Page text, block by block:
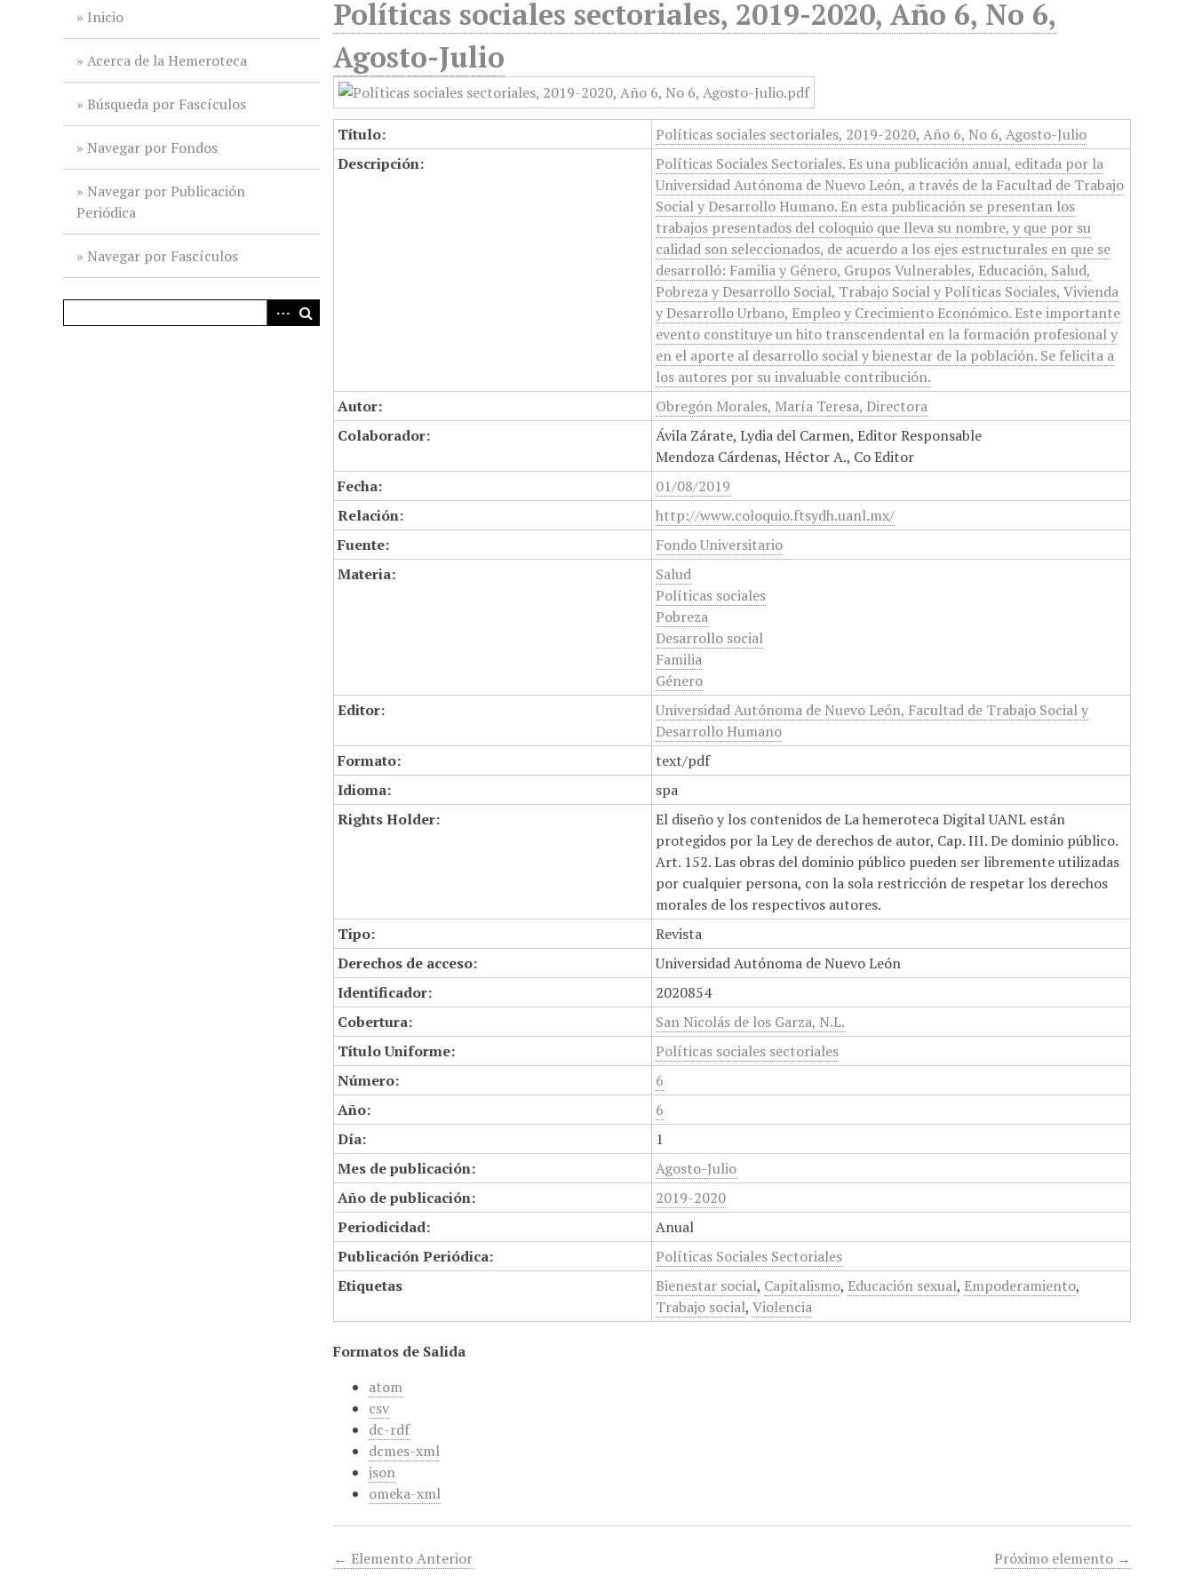
Inicio
Acerca de la Hemeroteca
Búsqueda por Fascículos
Navegar por Fondos
Navegar por Publicación
Periódica
Navegar por Fascículos
Políticas sociales sectoriales, 2019-2020, Año 6, No 6,
Agosto-Julio
Título:
Políticas sociales sectoriales, 2019-2020, Año 6, No 6, Agosto-Julio
Descripción:
Políticas Sociales Sectoriales. Es una publicación anual, editada por la
Universidad Autónoma de Nuevo León, a través de la Facultad de Trabajo
Social y Desarrollo Humano. En esta publicación se presentan los
trabajos presentados del coloquio que lleva su nombre, y que por su
calidad son seleccionados, de acuerdo a los ejes estructurales en que se
desarrolló: Familia y Género, Grupos Vulnerables, Educación, Salud,
Pobreza y Desarrollo Social, Trabajo Social y Políticas Sociales, Vivienda
y Desarrollo Urbano, Empleo y Crecimiento Económico. Este importante
evento constituye un hito transcendental en la formación profesional y
en el aporte al desarrollo social y bienestar de la población. Se felicita a
los autores por su invaluable contribución.
Autor:
Obregón Morales, María Teresa, Directora
Colaborador:
Ávila Zárate, Lydia del Carmen, Editor Responsable
Mendoza Cárdenas, Héctor A., Co Editor
Fecha:
01/08/2019
Relación:
http://www.coloquio.ftsydh.uanl.mx/
Fuente:
Fondo Universitario
Materia:
Salud
Políticas sociales
Pobreza
Desarrollo social
Familia
Género
Editor:
Universidad Autónoma de Nuevo León, Facultad de Trabajo Social y
Desarrollo Humano
Formato:
text/pdf
Idioma:
spa
Rights Holder:
El diseño y los contenidos de La hemeroteca Digital UANL están
protegidos por la Ley de derechos de autor, Cap. III. De dominio público.
Art. 152. Las obras del dominio público pueden ser libremente utilizadas
por cualquier persona, con la sola restricción de respetar los derechos
morales de los respectivos autores.
Tipo:
Revista
Derechos de acceso:
Universidad Autónoma de Nuevo León
Identificador:
2020854
Cobertura:
San Nicolás de los Garza, N.L.
Título Uniforme:
Políticas sociales sectoriales
Número:
6
Año:
6
Día:
1
Mes de publicación:
Agosto-Julio
Año de publicación:
2019-2020
Periodicidad:
Anual
Publicación Periódica:
Políticas Sociales Sectoriales
Etiquetas
Bienestar social, Capitalismo, Educación sexual, Empoderamiento,
Trabajo social,Violencia
Formatos de Salida
atom
csv
dc-rdf
dcmes-xml
json
omeka-xml
← Elemento Anterior Próximo elemento →